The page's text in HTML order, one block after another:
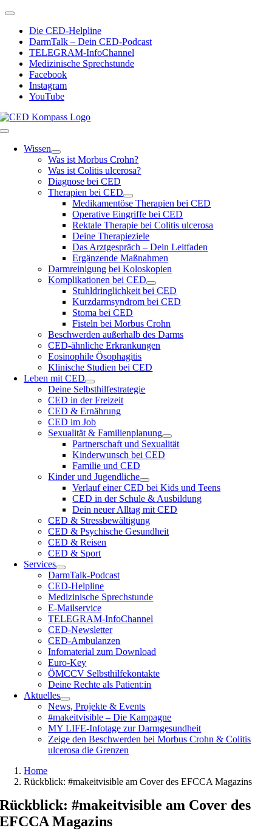
Zum
springen
Toggle
NavigationDie CED-Helpline
DarmTalk – Dein CED-Podcast
TELEGRAM-InfoChannel
Medizinische Sprechstunde
Facebook
Instagram
YouTube
Toggle
NavigationWissen
Was ist Morbus Crohn?
Was ist Colitis ulcerosa?
Diagnose bei CED
Therapien bei CED
Medikamentöse Therapien bei CED
Operative Eingriffe bei CED
Rektale Therapie bei Colitis ulcerosa
Deine Therapieziele
Das Arztgespräch – Dein Leitfaden
Ergänzende Maßnahmen
Darmreinigung bei Koloskopien
Komplikationen bei CED
Stuhldringlichkeit bei CED
Kurzdarmsyndrom bei CED
Stoma bei CED
Fisteln bei Morbus Crohn
Beschwerden außerhalb des Darms
CED-ähnliche Erkrankungen
Eosinophile Ösophagitis
Klinische Studien bei CED
Leben mit CED
Deine Selbsthilfestrategie
CED in der Freizeit
CED & Ernährung
CED im Job
Sexualität & Familienplanung
Partnerschaft und Sexualität
Kinderwunsch bei CED
Familie und CED
Kinder und Jugendliche
Verlauf einer CED bei Kids und Teens
CED in der Schule & Ausbildung
Dein neuer Alltag mit CED
CED & Stressbewältigung
CED & Psychische Gesundheit
CED & Reisen
CED & Sport
Services
DarmTalk-Podcast
CED-Helpline
Medizinische Sprechstunde
E-Mailservice
TELEGRAM-InfoChannel
CED-Newsletter
CED-Ambulanzen
Infomaterial zum Download
Euro-Key
ÖMCCV Selbsthilfekontakte
Deine Rechte als Patient:in
Aktuelles
News, Projekte & Events
#makeitvisible – Die Kampagne
MY LIFE-Infotage zur Darmgesundheit
Zeige den Beschwerden bei Morbus Crohn & Colitis
ulcerosa die Grenzen
Home
Rückblick: #makeitvisible am Cover des EFCCA Magazins
Rückblick: #makeitvisible am Cover des
EFCCA Magazins